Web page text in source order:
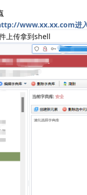
www.xx.xx.com进
上传拿到shell